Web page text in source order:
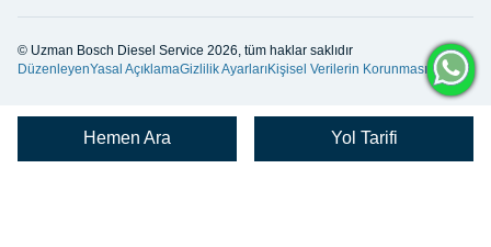
© Uzman Bosch Diesel Service 2026, tüm haklar saklıdır
DüzenleyenYasal AçıklamaGizlilik AyarlarıKişisel Verilerin Korunması
Hemen Ara Yol Tarifi